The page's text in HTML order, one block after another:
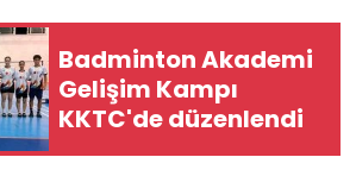
Badminton Akademi
Gelişim Kampı
KKTC'de düzenlendi